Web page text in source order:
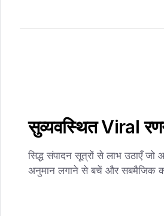
सुव्यवस्थित Viral
सिद्ध संपादन सूत्रों से लाभ उठाएँ
अनुमान लगाने से बचें और सबमैजिक